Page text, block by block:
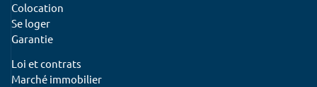
Colocation
Se loger
Garantie
Loi et contrats
Marché immobilier